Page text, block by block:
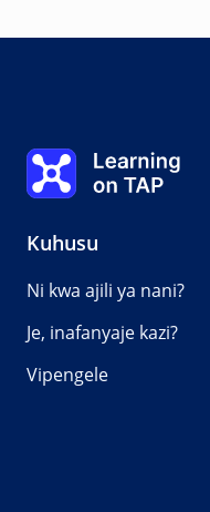
Kuhusu
Ni kwa ajili ya nani?
Je, inafanyaje kazi?
Vipengele